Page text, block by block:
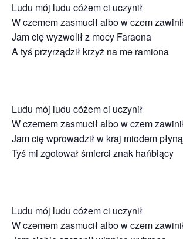
Ludu mój ludu cóżem ci uczynił
W czemem zasmucił albo w czem
Jam cię wyzwolił z mocy Faraona
A tyś przyrządził krzyż na me ramiona
Ludu mój ludu cóżem ci uczynił
W czemem zasmucił albo w czem
Jam cię wprowadził w kraj miodem
Tyś mi zgotował śmierci znak hańbiący
Ludu mój ludu cóżem ci uczynił
W czemem zasmucił albo w czem